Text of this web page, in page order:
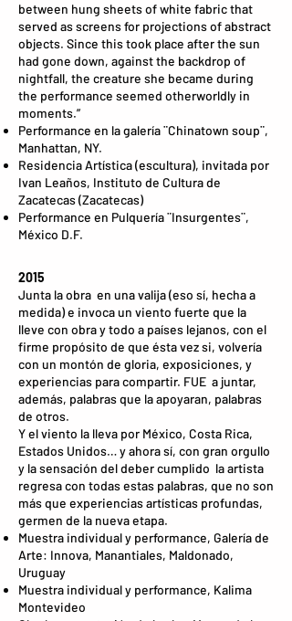
between hung sheets of white fabric that
served as screens for projections of abstract
objects. Since this took place after the sun
had gone down, against the backdrop of
nightfall, the creature she became during
the performance seemed otherworldly in
moments.”
Performance en la galería ¨Chinatown soup¨,
Manhattan, NY.
Residencia Artística (escultura), invitada por
Ivan Leaños, Instituto de Cultura de
Zacatecas (Zacatecas)
Performance en Pulquería ¨Insurgentes¨,
México D.F.
2015
Junta la obra en una valija (eso sí, hecha a
medida) e invoca un viento fuerte que la
lleve con obra y todo a países lejanos, con el
firme propósito de que ésta vez si, volvería
con un montón de gloria, exposiciones, y
experiencias para compartir. FUE a juntar,
además, palabras que la apoyaran, palabras
de otros.
Y el viento la lleva por México, Costa Rica,
Estados Unidos… y ahora sí, con gran orgullo
y la sensación del deber cumplido la artista
regresa con todas estas palabras, que no son
más que experiencias artísticas profundas,
germen de la nueva etapa.
Muestra individual y performance, Galería de
Arte: Innova, Manantiales, Maldonado,
Uruguay
Muestra individual y performance, Kalima
Montevideo